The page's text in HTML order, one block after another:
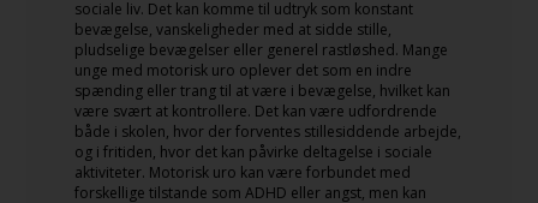
sociale liv. Det kan komme til udtryk som konstant
bevægelse, vanskeligheder med at sidde stille,
pludselige bevægelser eller generel rastløshed. Mange
unge med motorisk uro oplever det som en indre
spænding eller trang til at være i bevægelse, hvilket kan
være svært at kontrollere. Det kan være udfordrende
både i skolen, hvor der forventes stillesiddende arbejde,
og i fritiden, hvor det kan påvirke deltagelse i sociale
aktiviteter. Motorisk uro kan være forbundet med
forskellige tilstande som ADHD eller angst, men kan